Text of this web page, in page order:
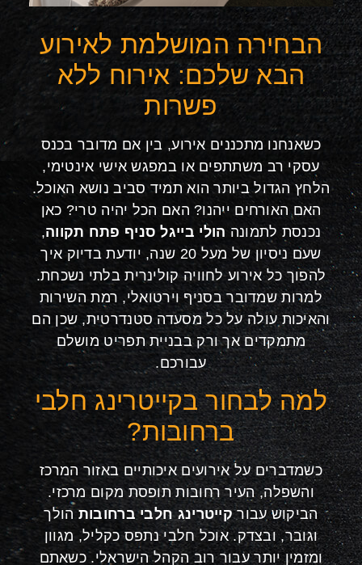
הבחירה המושלמת לאירוע
הבא שלכם: אירוח ללא
פשרות
כשאנחנו מתכננים אירוע, בין אם מדובר בכנס
עסקי רב משתתפים או במפגש אישי אינטימי,
הלחץ הגדול ביותר הוא תמיד סביב נושא האוכל.
האם האורחים ייהנו? האם הכל יהיה טרי? כאן
נכנסת לתמונה הולי בייגל סניף פתח תקווה,
שעם ניסיון של מעל 20 שנה, יודעת בדיוק איך
להפוך כל אירוע לחוויה קולינרית בלתי נשכחת.
למרות שמדובר בסניף וירטואלי, רמת השירות
והאיכות עולה על כל מסעדה סטנדרטית, שכן הם
מתמקדים אך ורק בבניית תפריט מושלם
עבורכם.
למה לבחור בקייטרינג חלבי
ברחובות?
כשמדברים על אירועים איכותיים באזור המרכז
והשפלה, העיר רחובות תופסת מקום מרכזי.
הביקוש עבורקייטרינג חלבי ברחובותהולך
וגובר, ובצדק. אוכל חלבי נתפס כקליל, מגוון
ומזמין יותר עבור רוב הקהל הישראלי. כשאתם